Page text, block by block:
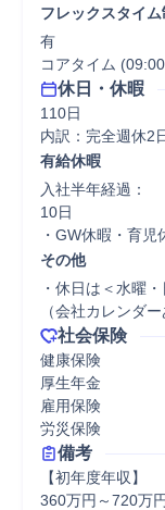
フレックスタイム
有
コアタイム
休日・休暇
110日
内訳：完全週休2
有給休暇
入社半年経過：
10日
・GW休暇・育
その他
・休日は＜水曜
（会社カレンダー
社会保険
健康保険
厚生年金
雇用保険
労災保険
備考
【初年度年収】
360万円～720万円